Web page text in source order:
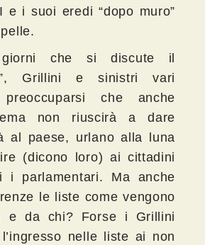
e i suoi eredi “dopo muro”
che si discute il
Grillini e sinistri vari
che anche
non riuscirà a dare
al paese, urlano alla luna
(dicono loro) ai cittadini
i parlamentari. Ma anche
le liste come vengono
e da chi? Forse i Grillini
nelle liste ai non